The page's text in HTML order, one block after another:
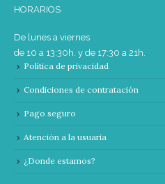
HORARIOS
De lunes a viernes
de 10 a 13:30h. y de 17:30 a 21h.
Política de privacidad
Condiciones de contratación
Pago seguro
Atención a la usuaria
¿Donde estamos?